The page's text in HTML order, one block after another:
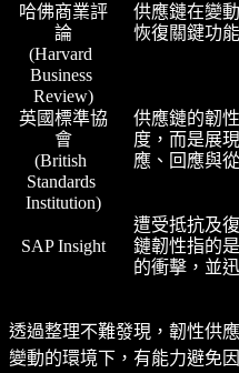
哈佛商業評
論
(Harvard
Business
Review)
供應鏈在變
恢復關鍵功
英國標準協
會
(British
Standards
Institution)
供應鏈的韌
度，而是展
應、回應與
SAP Insight
遭受抵抗及
鏈韌性指的
的衝擊，並
透過整理不難發現，韌性供
變動的環境下，有能力避免